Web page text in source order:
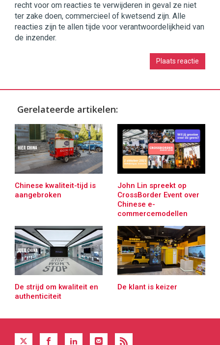
recht voor om reacties te verwijderen in geval ze niet
ter zake doen, commercieel of kwetsend zijn. Alle
reacties zijn te allen tijde voor verantwoordelijkheid van
de inzender.
Gerelateerde artikelen:
Chinese kwaliteit-tijd is
aangebroken
John Lin spreekt op
CrossBorder Event over
Chinese e-
commercemodellen
De strijd om kwaliteit en
authenticiteit
De klant is keizer